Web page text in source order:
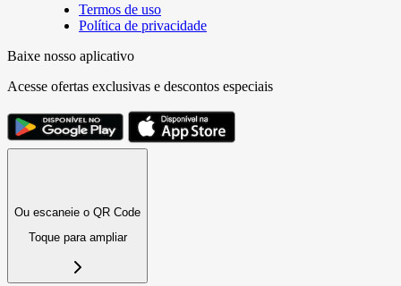
Termos de uso
Política de privacidade
Baixe nosso aplicativo
Acesse ofertas exclusivas e descontos especiais
Ou escaneie o QR Code
Toque para ampliar